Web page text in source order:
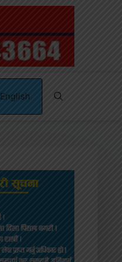
English